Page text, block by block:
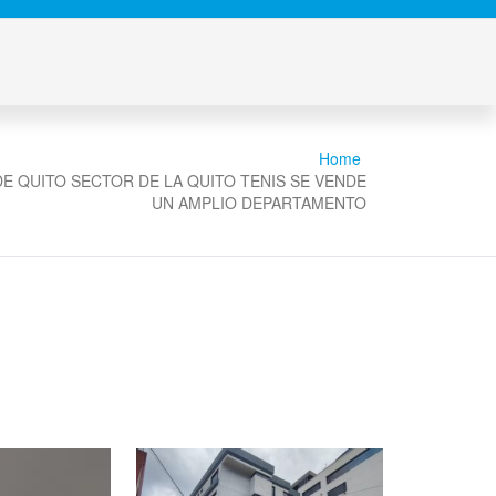
Home
QUITO SECTOR DE LA QUITO TENIS SE VENDE
UN AMPLIO DEPARTAMENTO